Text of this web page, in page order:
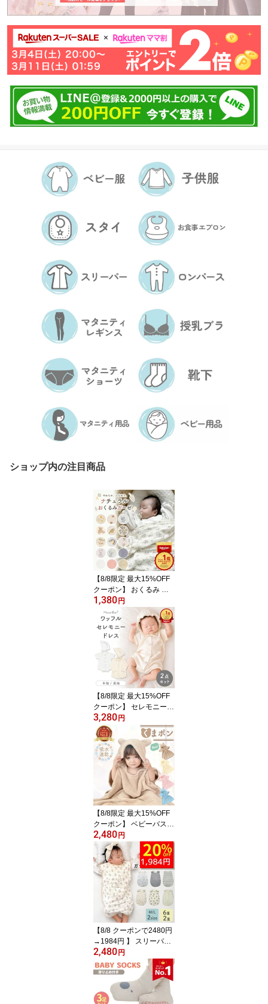
ショップ内の注目商品
【8/8限定 最大15%OFF
クーポン】 おくるみ ガ
ーゼ 退院 かわいい 新生
児 ガーゼおくるみ 春 夏
用 ガーゼケット ベビー
赤ちゃん 6重ガーゼ 6重
2重 退院時 おくるみガー
ゼ ブランケット ベビー
ブランケット 出産祝い
お昼寝 保育園 春夏 退院
着 白
1,380円
【8/8限定 最大15%OFF
クーポン】 セレモニード
レス 男の子 新生児 女の
子 春 お宮参り 退院 夏用
ベビー ベビー服 夏 半袖
退院着 コットン 1歳 赤ち
ゃん 春夏 セレモニー 長
袖 ロンパース 前開き ワ
ッフルロンパース セット
帽子 ボンネット 子供服
3,280円
【8/8限定 最大15%OFF
クーポン】 ベビーバスロ
ーブ バスローブ ワンオ
ペ くまぽん 赤ちゃん く
まポン 出産祝い ベビー
ママ 育児 お風呂 速乾 バ
スポンチョ フード付き
バスタオル ポンチョ 男
の子 女の子 キッズバス
ローブ フード付きバスタ
オル
2,480円
【8/8 クーポンで2480円
→1984円 】 スリーパー
夏用 春 夏 ガーゼ キッズ
新生児 赤ちゃん 綿100 6
重 ブランケット ガーゼ
ケット 春夏 ベビー 小学
生 120cm 冬 130 2重ガ
2,480円